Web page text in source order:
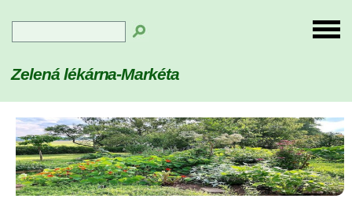
Zelená lékárna-Markéta